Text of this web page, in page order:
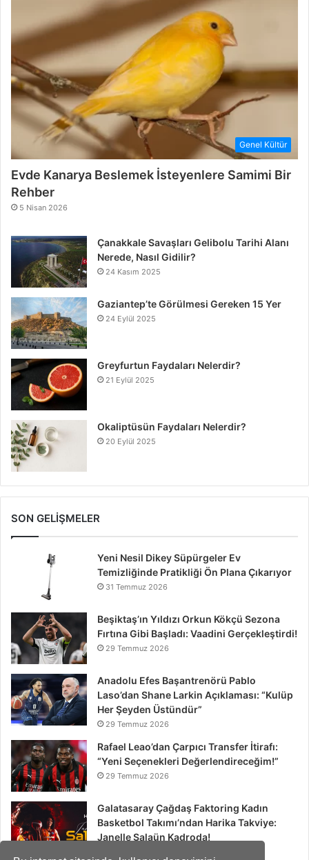
Genel Kültür
Evde Kanarya Beslemek İsteyenlere Samimi Bir
Rehber
5 Nisan 2026
Çanakkale Savaşları Gelibolu Tarihi Alanı
Nerede, Nasıl Gidilir?
24 Kasım 2025
Gaziantep’te Görülmesi Gereken 15 Yer
24 Eylül 2025
Greyfurtun Faydaları Nelerdir?
21 Eylül 2025
Okaliptüsün Faydaları Nelerdir?
20 Eylül 2025
SON GELİŞMELER
Yeni Nesil Dikey Süpürgeler Ev
Temizliğinde Pratikliği Ön Plana Çıkarıyor
31 Temmuz 2026
Beşiktaş’ın Yıldızı Orkun Kökçü Sezona
Fırtına Gibi Başladı: Vaadini Gerçekleştirdi!
29 Temmuz 2026
Anadolu Efes Başantrenörü Pablo
Laso’dan Shane Larkin Açıklaması: “Kulüp
Her Şeyden Üstündür”
29 Temmuz 2026
Rafael Leao’dan Çarpıcı Transfer İtirafı:
“Yeni Seçenekleri Değerlendireceğim!”
29 Temmuz 2026
Galatasaray Çağdaş Faktoring Kadın
Basketbol Takımı’ndan Harika Takviye:
Janelle Salaün Kadroda!